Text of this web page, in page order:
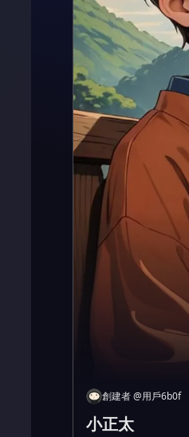
創建者@用戶6b0f
小正太